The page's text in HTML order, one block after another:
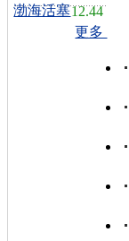
渤海活塞12.44
更多